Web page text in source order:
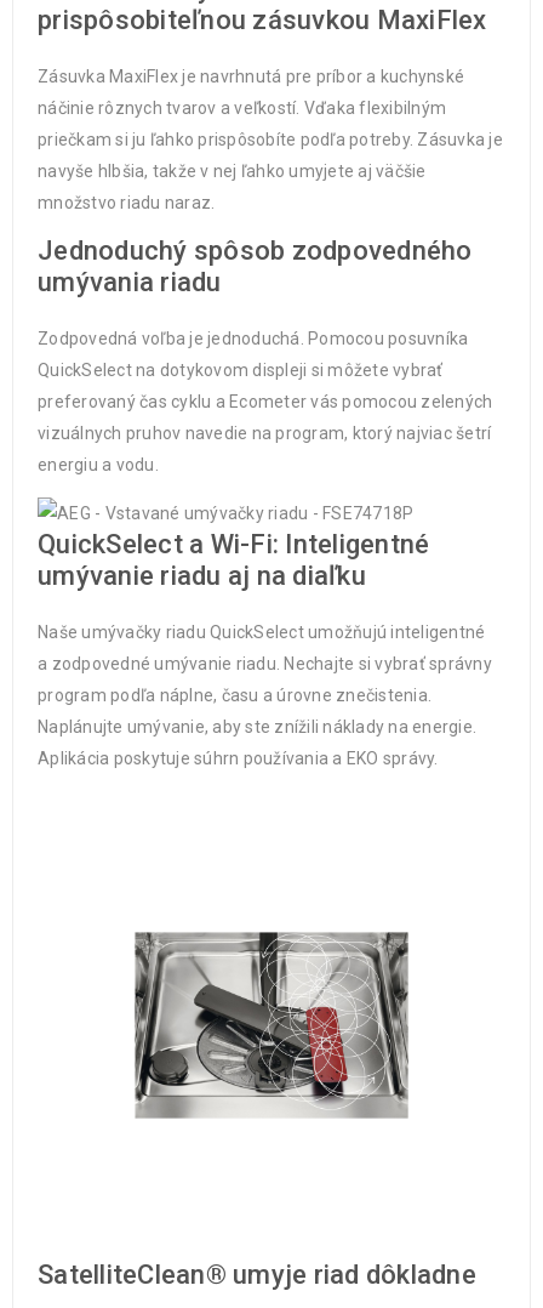
prispôsobiteľnou zásuvkou MaxiFlex
Zásuvka MaxiFlex je navrhnutá pre príbor a kuchynské
náčinie rôznych tvarov a veľkostí. Vďaka flexibilným
priečkam si ju ľahko prispôsobíte podľa potreby. Zásuvka je
navyše hlbšia, takže v nej ľahko umyjete aj väčšie
množstvo riadu naraz.
Jednoduchý spôsob zodpovedného
umývania riadu
Zodpovedná voľba je jednoduchá. Pomocou posuvníka
QuickSelect na dotykovom displeji si môžete vybrať
preferovaný čas cyklu a Ecometer vás pomocou zelených
vizuálnych pruhov navedie na program, ktorý najviac šetrí
energiu a vodu.
QuickSelect a Wi-Fi: Inteligentné
umývanie riadu aj na diaľku
Naše umývačky riadu QuickSelect umožňujú inteligentné
a zodpovedné umývanie riadu. Nechajte si vybrať správny
program podľa náplne, času a úrovne znečistenia.
Naplánujte umývanie, aby ste znížili náklady na energie.
Aplikácia poskytuje súhrn používania a EKO správy.
SatelliteClean® umyje riad dôkladne